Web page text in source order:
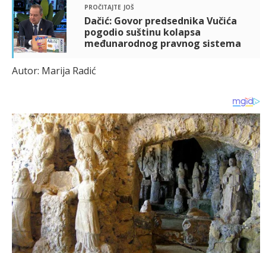
pročitajte još
Dačić: Govor predsednika Vučića
pogodio suštinu kolapsa
međunarodnog pravnog sistema
Autor: Marija Radić